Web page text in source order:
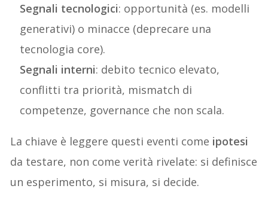
Segnali tecnologici: opportunità (es. modelli
generativi) o minacce (deprecare una
tecnologia core).
Segnali interni: debito tecnico elevato,
conflitti tra priorità, mismatch di
competenze, governance che non scala.
La chiave è leggere questi eventi come ipotesi
da testare, non come verità rivelate: si definisce
un esperimento, si misura, si decide.